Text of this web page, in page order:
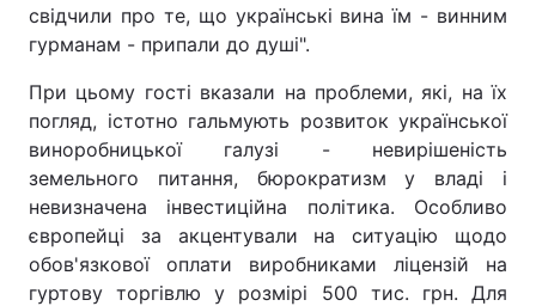
свідчили про те, що українські вина їм - винним
гурманам - припали до душі".
При цьому гості вказали на проблеми, які, на їх
погляд, істотно гальмують розвиток української
виноробницької галузі - невирішеність
земельного питання, бюрократизм у владі і
невизначена інвестиційна політика. Особливо
європейці за акцентували на ситуацію щодо
обов'язкової оплати виробниками ліцензій на
гуртову торгівлю у розмірі 500 тис. грн. Для